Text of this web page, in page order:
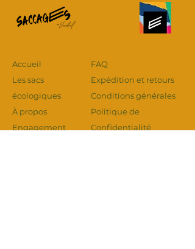
Dimension approximative : 20 cm x 21
Accueil
Les sacs
écologiques
À propos
Engagement
FAQ
Expédition et retours
Conditions générales
Politique de
Confidentialité